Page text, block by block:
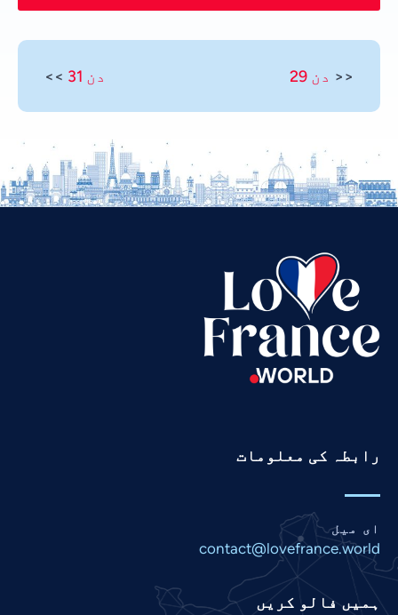
<< دن 29 دن 31 >>
رابطہ کی معلومات
ای میل
contact@lovefrance.world
ہمیں فالو کریں
Khmer
Korean
Malay
Marathi
Panjabi
Portuguese
Romanian
Russian
Spanish
Swahili
Telugu
Thai